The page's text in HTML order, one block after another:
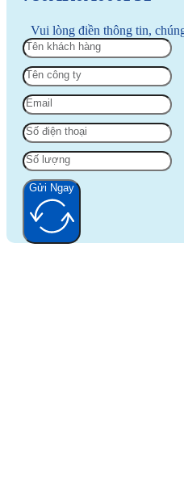
Vui lòng điền thông tin,
Gửi Ngay